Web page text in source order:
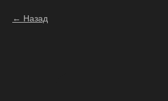
Назад